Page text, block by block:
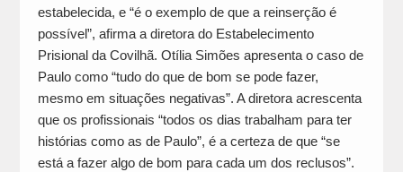
estabelecida, e “é o exemplo de que a reinserção é
possível”, afirma a diretora do Estabelecimento
Prisional da Covilhã. Otília Simões apresenta o caso de
Paulo como “tudo do que de bom se pode fazer,
mesmo em situações negativas”. A diretora acrescenta
que os profissionais “todos os dias trabalham para ter
histórias como as de Paulo”, é a certeza de que “se
está a fazer algo de bom para cada um dos reclusos”.